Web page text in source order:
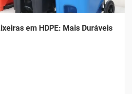
em HDPE: Mais Duráveis